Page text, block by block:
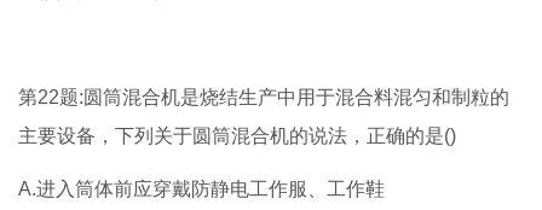
第22题:圆筒混合机是烧结生产中用于混合料混匀和制粒的
主要设备，下列关于圆筒混合机的说法，正确的是()
A.进入筒体前应穿戴防静电工作服、工作鞋